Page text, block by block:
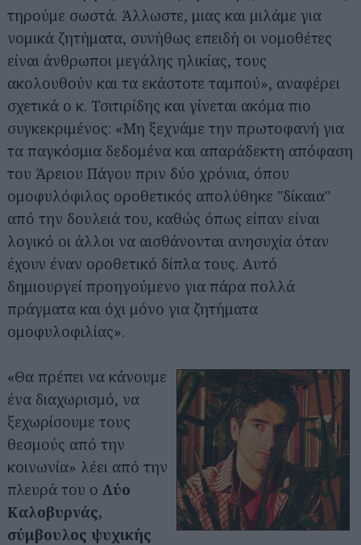
τηρούμε σωστά. Άλλωστε, μιας και μιλάμε για
νομικά ζητήματα, συνήθως επειδή οι νομοθέτες
είναι άνθρωποι μεγάλης ηλικίας, τους
ακολουθούν και τα εκάστοτε ταμπού», αναφέρει
σχετικά ο κ. Τσιτιρίδης και γίνεται ακόμα πιο
συγκεκριμένος: «Μη ξεχνάμε την πρωτοφανή για
τα παγκόσμια δεδομένα και απαράδεκτη απόφαση
του Άρειου Πάγου πριν δύο χρόνια, όπου
ομοφυλόφιλος οροθετικός απολύθηκε "δίκαια"
από την δουλειά του, καθώς όπως είπαν είναι
λογικό οι άλλοι να αισθάνονται ανησυχία όταν
έχουν έναν οροθετικό δίπλα τους. Αυτό
δημιουργεί προηγούμενο για πάρα πολλά
πράγματα και όχι μόνο για ζητήματα
ομοφυλοφιλίας».
«Θα πρέπει να κάνουμε
ένα διαχωρισμό, να
ξεχωρίσουμε τους
θεσμούς από την
κοινωνία» λέει από την
πλευρά του ο Λύο
Καλοβυρνάς,
σύμβουλος ψυχικής